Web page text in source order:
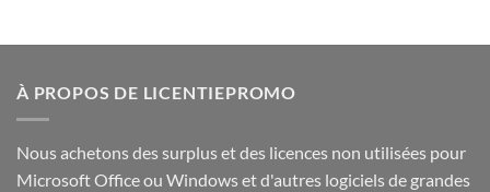
À PROPOS DE LICENTIEPROMO
Nous achetons des surplus et des licences non utilisées pour
Microsoft Office ou Windows et d'autres logiciels de grandes